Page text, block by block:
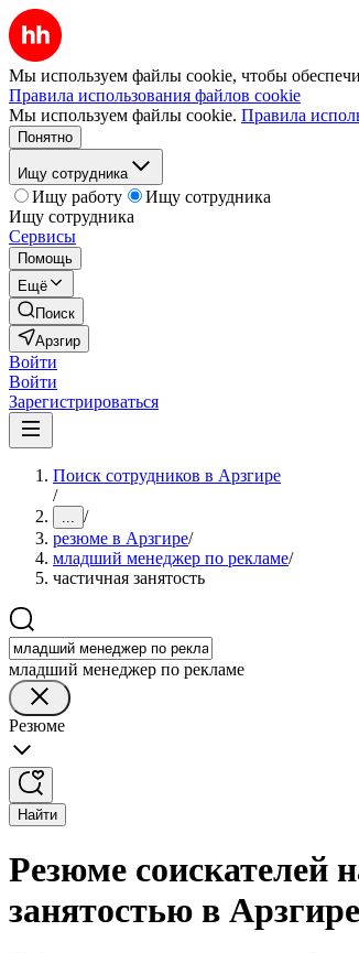
Мы используем файлы cookie, чтобы
Правила использования файлов cookie
Мы используем файлы cookie. Правила
Понятно
Ищу сотрудника
Ищу работу
Ищу сотрудника
Ищу сотрудника
Сервисы
Помощь
Ещё
Поиск
Арзгир
Войти
Войти
Зарегистрироваться
Поиск сотрудников в Арзгире
/
... /
резюме в Арзгире/
младший менеджер по рекламе/
частичная занятость
младший менеджер по рекламе
Резюме
Найти
Резюме соискателей
занятостью в Арзгире